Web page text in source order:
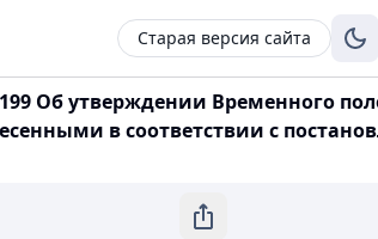
Старая версия сайта
Об утверждении Временного
в соответствии с